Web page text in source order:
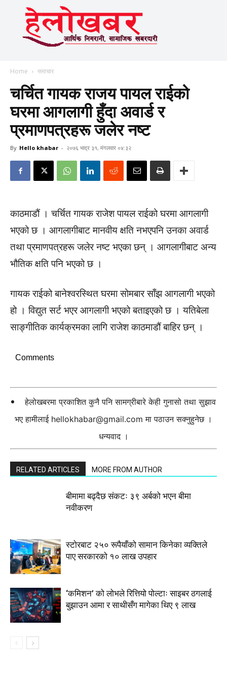
Home समाचार
चर्चित गायक राजय पायल राईको
घरमा आगलागी हुँदा अवार्ड र
प्रमाणपत्रहरू जलेर नष्ट
By Hello khabar - २०७६ भाद्र ३१, मंगलवार ०४:३२
काठमाडौं । चर्चित गायक राजेश पायल राईको घरमा आगलागी
भएको छ । आगलागीबाट मानवीय क्षति नभएपनि उनका अवार्ड
तथा प्रमाणपत्रहरू जलेर नष्ट भएका छन् । आगलागीबाट अन्य
भौतिक क्षति पनि भएको छ ।
गायक राईको बानेश्वरस्थित घरमा सोमबार साँझ आगलागी भएको
हो । विद्युत सर्ट भएर आगलागी भएको बताइएको छ । यतिबेला
साङ्गीतिक कार्यक्रमका लागि राजेश काठमाडौं बाहिर छन् ।
Comments
हेलोखबरमा प्रकाशित कुनै पनि सामग्रीबारे केही गुनासो तथा सुझाव
भए हामीलाई hellokhabar@gmail.com मा पठाउन सक्नुहुनेछ ।
धन्यवाद ।
RELATED ARTICLES MORE FROM AUTHOR
बीमामा बढ्दैछ संकटः ३९ अर्बको भएन बीमा
नवीकरण
स्टाेरबाट २५० रूपैयाँको सामान किनेका व्यक्तिले
पाए सरकारको १० लाख उपहार
‘कमिशन’ को लोभले रित्तियो पोल्टाः साइबर ठगलाई
बुझाउन आमा र साथीसँग मागेका थिए ९ लाख